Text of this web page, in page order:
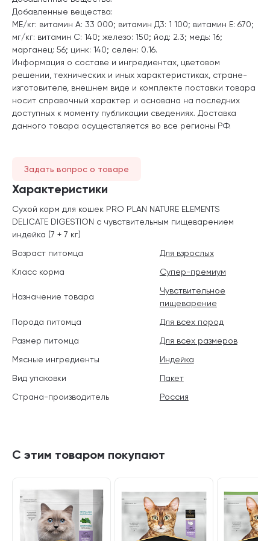
Добавленные вещества:
МЕ/кг: витамин А: 33 000; витамин Д3: 1 100; витамин E: 670;
мг/кг: витамин C: 140; железо: 150; йод: 2.3; медь: 16;
марганец: 56; цинк: 140; селен: 0.16.
Информация о составе и ингредиентах, цветовом
решении, технических и иных характеристиках, стране-
изготовителе, внешнем виде и комплекте поставки товара
носит справочный характер и основана на последних
доступных к моменту публикации сведениях. Доставка
данного товара осуществляется во все регионы РФ.
Задать вопрос о товаре
Характеристики
Сухой корм для кошек PRO PLAN NATURE ELEMENTS
DELICATE DIGESTION с чувствительным пищеварением
индейка (7 + 7 кг)
Возраст питомца
Для взрослых
Класс корма
Супер-премиум
Назначение товара
Чувствительное
пищеварение
Порода питомца
Для всех пород
Размер питомца
Для всех размеров
Мясные ингредиенты
Индейка
Вид упаковки
Пакет
Страна-производитель
Россия
С этим товаром покупают